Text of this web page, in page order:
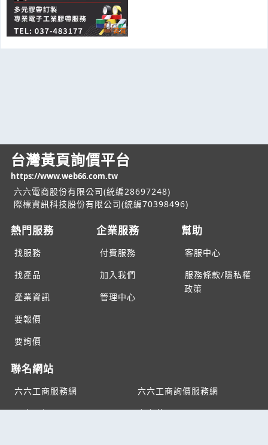
台灣黃頁詢價平台
https://www.web66.com.tw
六六電商股份有限公司(統編28697248)
際標資訊科技股份有限公司(統編70398496)
熱門服務
找服務
找產品
產業資訊
要報價
要詢價
企業服務
付費服務
加入我們
管理中心
幫助
客服中心
服務條款/隱私權
政策
聯名網站
六六工商服務網
六六工商詢價服務網
JB產品網
六六黃頁